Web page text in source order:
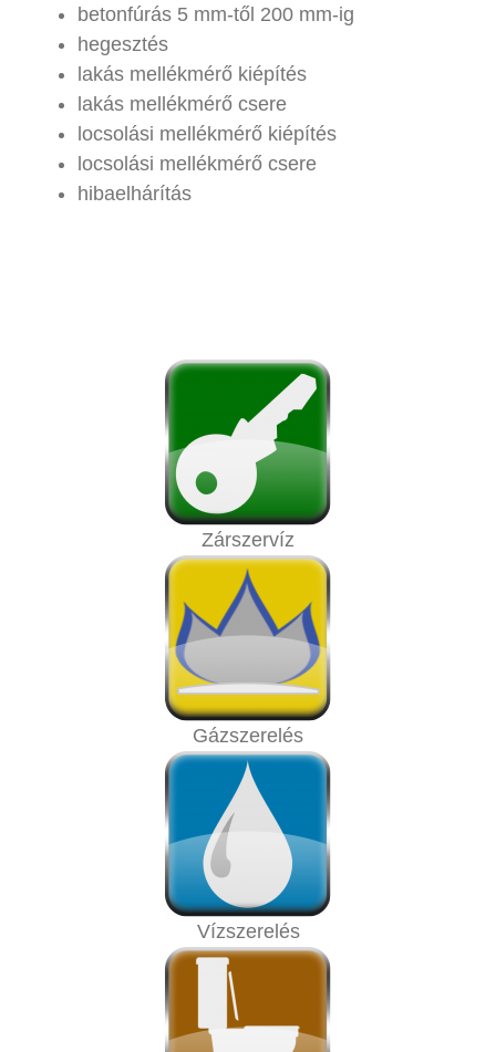
betonfúrás 5 mm-től 200 mm-ig
hegesztés
lakás mellékmérő kiépítés
lakás mellékmérő csere
locsolási mellékmérő kiépítés
locsolási mellékmérő csere
hibaelhárítás
Zárszervíz
Gázszerelés
Vízszerelés